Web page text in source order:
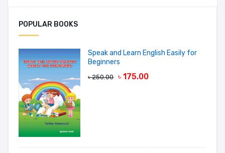
Add A Review
Your Rating
Your review
POPULAR BOOKS
Speak and Learn English Easily for
Beginners
৳ 250.00 ৳ 175.00